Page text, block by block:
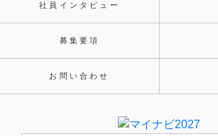
社員インタビュー
募集要項
お問い合わせ